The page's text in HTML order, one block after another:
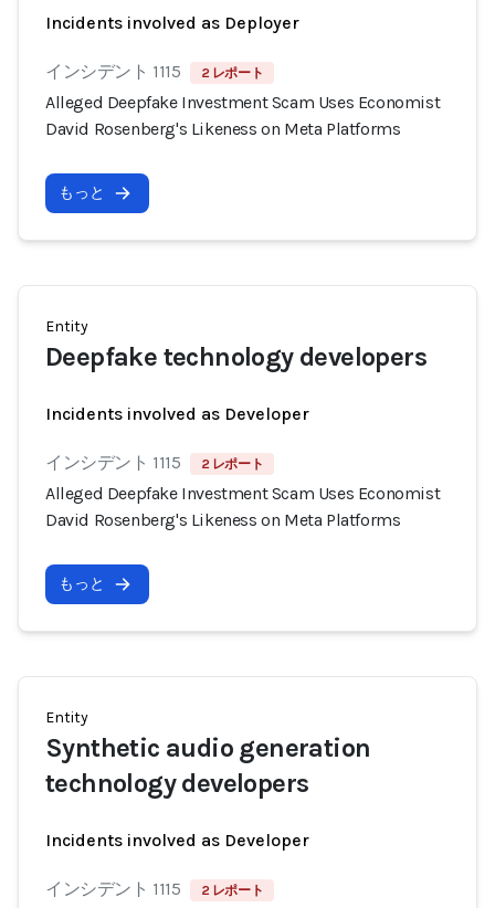
Incidents involved as Deployer
インシデント 1115 2 レポート
Alleged Deepfake Investment Scam Uses Economist
David Rosenberg's Likeness on Meta Platforms
もっと
Entity
Deepfake technology developers
Incidents involved as Developer
インシデント 1115 2 レポート
Alleged Deepfake Investment Scam Uses Economist
David Rosenberg's Likeness on Meta Platforms
もっと
Entity
Synthetic audio generation
technology developers
Incidents involved as Developer
インシデント 1115 2 レポート